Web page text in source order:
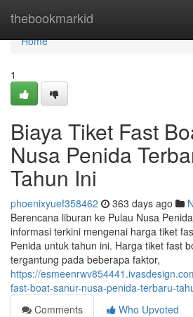
thebookmarkid
Home
Home
1
Biaya Tiket Fast
Nusa Penida
Tahun Ini
phoenixyuef358462 363 days ago
Berencana liburan ke Pulau Nusa
informasi terkini mengenai harga tiket
Penida untuk tahun ini. Harga tiket fast
tergantung pada beberapa faktor,
https://
fast-boat-sanur-nusa-penida-terbaru-
Comments
Who Upvoted